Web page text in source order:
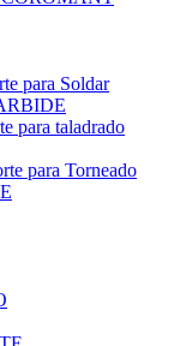
para Soldar
para taladrado
para Torneado